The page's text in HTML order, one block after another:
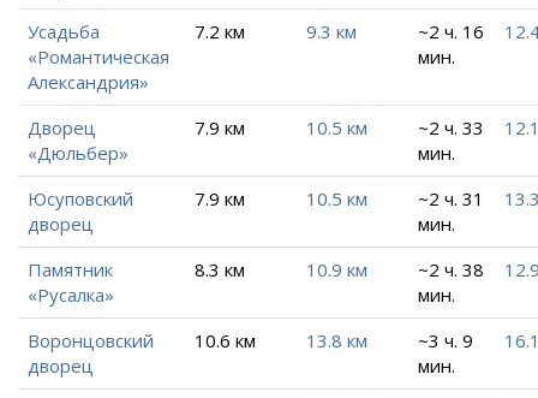
Усадьба
«Романтическая
Александрия»
7.2 км 9.3 км
~2 ч. 16
мин.
Дворец
«Дюльбер»
7.9 км 10.5 км
~2 ч. 33
мин.
Юсуповский
дворец
7.9 км 10.5 км
~2 ч. 31
мин.
Памятник
«Русалка»
8.3 км 10.9 км
~2 ч. 38
мин.
Воронцовский
дворец
10.6 км 13.8 км
~3 ч. 9
мин.